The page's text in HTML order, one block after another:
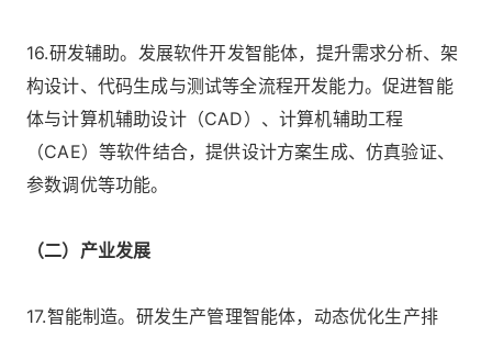
16.研发辅助。发展软件开发智能体，提升需求分析、架
构设计、代码生成与测试等全流程开发能力。促进智能
体与计算机辅助设计（CAD）、计算机辅助工程
（CAE）等软件结合，提供设计方案生成、仿真验证、
参数调优等功能。
（二）产业发展
17.智能制造。研发生产管理智能体，动态优化生产排